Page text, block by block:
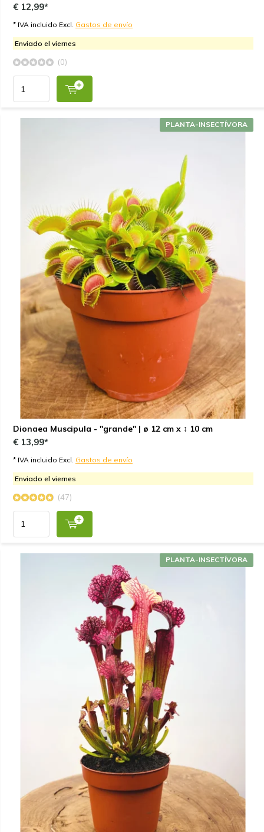
€ 12,99*
* IVA incluido Excl. Gastos de envío
Enviado el viernes
(0)
Dionaea Muscipula - "grande" | ø 12 cm x ↕ 10 cm
PLANTA-INSECTÍVORA
€ 13,99*
* IVA incluido Excl. Gastos de envío
Enviado el viernes
(47)
PLANTA-INSECTÍVORA